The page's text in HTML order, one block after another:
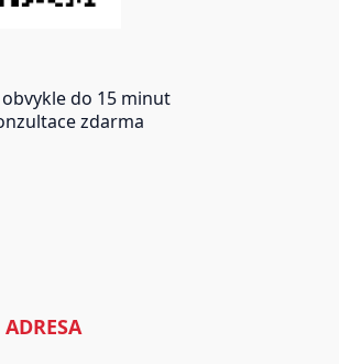
do 15 minut
zdarma